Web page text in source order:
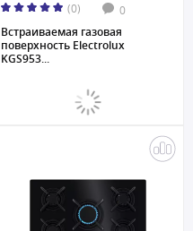
(0) 0
Встраиваемая газовая
поверхность Electrolux
KGS953...